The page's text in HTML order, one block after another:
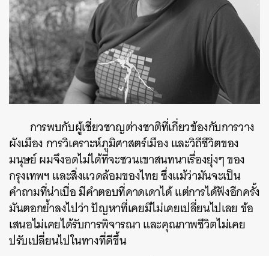
การพบกับผู้เชี่ยวชาญต่างชาติที่เกี่ยวข้องกับการวาง
ผังเมือง การวิเคราะห์ภูมิศาสตร์เมือง และวิถีชีวิตของ
มนุษย์ ผมจึงอดไม่ได้ที่จะชวนเขาสนทนาเรื่องยุ่งๆ ของ
กรุงเทพฯ และสิ่งแวดล้อมของไทย ซึ่งแม้ว่ามันจะเป็น
คำถามที่น่าเบื่อ มีคำตอบที่คาดเดาได้ แต่การได้ฟังอีกครั้ง
มันตอกย้ำลงไปว่า ปัญหาที่เคยมีไม่เคยเปลี่ยนไปเลย ข้อ
เสนอไม่เคยได้รับการพิจารณา และคุณภาพชีวิตไม่เคย
ปรับเปลี่ยนไปในทางที่ดีขึ้น